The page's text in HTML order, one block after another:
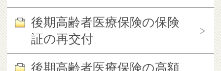
後期高齢者医療保険の保険
証の再交付
後期高齢者医療保険の高額